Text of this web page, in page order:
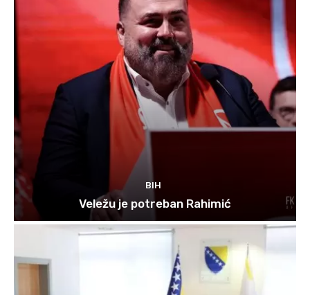
BIH
Veležu je potreban Rahimić